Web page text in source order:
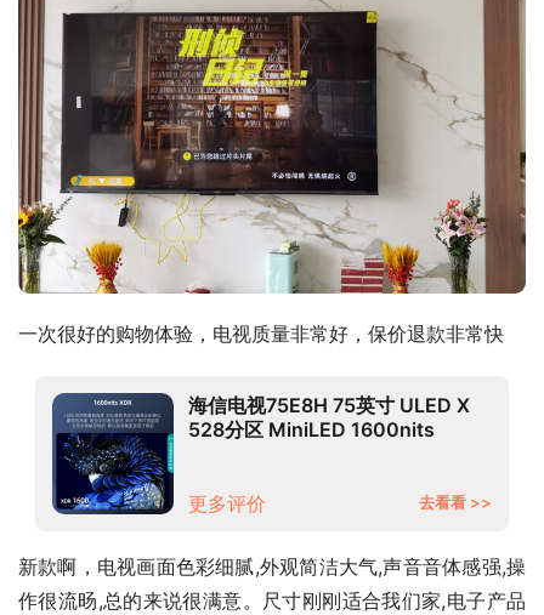
一次很好的购物体验，电视质量非常好，保价退款非常快
海信电视75E8H 75英寸 ULED X
528分区 MiniLED 1600nits
更多评价
去看看 >>
新款啊，电视画面色彩细腻,外观简洁大气,声音音体感强,操
作很流旸,总的来说很满意。尺寸刚刚适合我们家,电子产品